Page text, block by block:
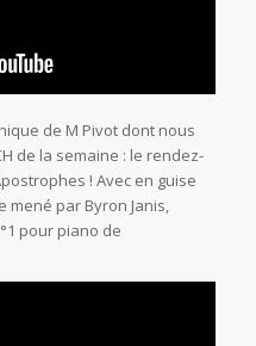
de M Pivot dont nous
de la semaine : le rendez-
! Avec en guise
par Byron Janis,
pour piano de